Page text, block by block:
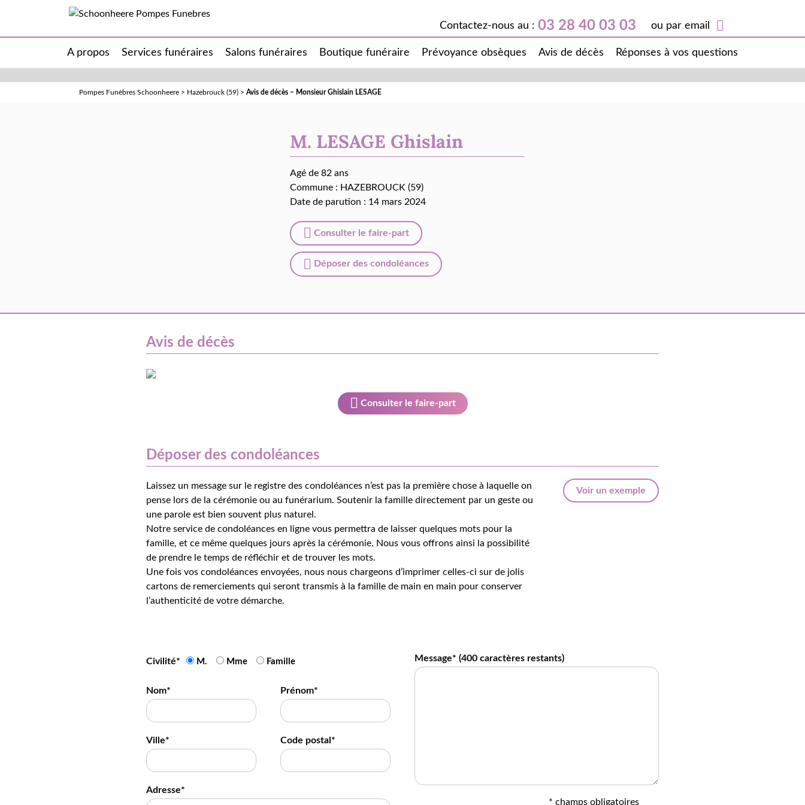
Contactez-nous au : 03 28 40 03 03 ou par email
A propos Services funéraires Salons funéraires Boutique funéraire Prévoyance obsèques Avis de décès Réponses à vos questions
Pompes Funèbres Schoonheere > Hazebrouck (59) > Avis de décès – Monsieur Ghislain LESAGE
M. LESAGE Ghislain
Agé de 82 ans
Commune : HAZEBROUCK (59)
Date de parution : 14 mars 2024
Consulter le faire-part
Déposer des condoléances
Avis de décès
Consulter le faire-part
Déposer des condoléances
Laissez un message sur le registre des condoléances n’est pas la première chose à laquelle on
pense lors de la cérémonie ou au funérarium. Soutenir la famille directement par un geste ou
une parole est bien souvent plus naturel.
Notre service de condoléances en ligne vous permettra de laisser quelques mots pour la
famille, et ce même quelques jours après la cérémonie. Nous vous offrons ainsi la possibilité
de prendre le temps de réfléchir et de trouver les mots.
Une fois vos condoléances envoyées, nous nous chargeons d’imprimer celles-ci sur de jolis
cartons de remerciements qui seront transmis à la famille de main en main pour conserver
l’authenticité de votre démarche.
Voir un exemple
Civilité* M. Mme Famille
Nom* Prénom*
Ville* Code postal*
Adresse*
Message* (400 caractères restants)
* champs obligatoires